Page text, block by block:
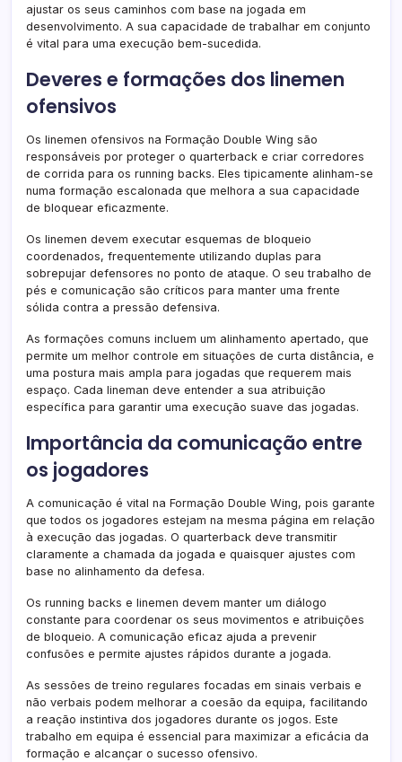
ajustar os seus caminhos com base na jogada em
desenvolvimento. A sua capacidade de trabalhar em conjunto
é vital para uma execução bem-sucedida.
Deveres e formações dos linemen
ofensivos
Os linemen ofensivos na Formação Double Wing são
responsáveis por proteger o quarterback e criar corredores
de corrida para os running backs. Eles tipicamente alinham-se
numa formação escalonada que melhora a sua capacidade
de bloquear eficazmente.
Os linemen devem executar esquemas de bloqueio
coordenados, frequentemente utilizando duplas para
sobrepujar defensores no ponto de ataque. O seu trabalho de
pés e comunicação são críticos para manter uma frente
sólida contra a pressão defensiva.
As formações comuns incluem um alinhamento apertado, que
permite um melhor controle em situações de curta distância, e
uma postura mais ampla para jogadas que requerem mais
espaço. Cada lineman deve entender a sua atribuição
específica para garantir uma execução suave das jogadas.
Importância da comunicação entre
os jogadores
A comunicação é vital na Formação Double Wing, pois garante
que todos os jogadores estejam na mesma página em relação
à execução das jogadas. O quarterback deve transmitir
claramente a chamada da jogada e quaisquer ajustes com
base no alinhamento da defesa.
Os running backs e linemen devem manter um diálogo
constante para coordenar os seus movimentos e atribuições
de bloqueio. A comunicação eficaz ajuda a prevenir
confusões e permite ajustes rápidos durante a jogada.
As sessões de treino regulares focadas em sinais verbais e
não verbais podem melhorar a coesão da equipa, facilitando
a reação instintiva dos jogadores durante os jogos. Este
trabalho em equipa é essencial para maximizar a eficácia da
formação e alcançar o sucesso ofensivo.